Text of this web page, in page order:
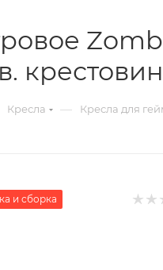
Кресла — Кресла для
и сборка